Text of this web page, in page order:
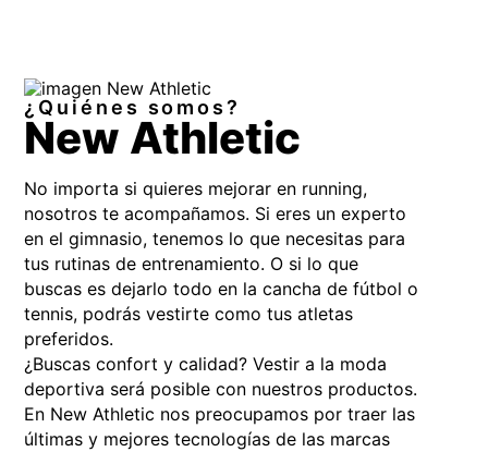
New Athletic
¿Quiénes somos?
No importa si quieres mejorar en running,
nosotros te acompañamos. Si eres un experto
en el gimnasio, tenemos lo que necesitas para
tus rutinas de entrenamiento. O si lo que
buscas es dejarlo todo en la cancha de fútbol o
tennis, podrás vestirte como tus atletas
preferidos.
¿Buscas confort y calidad? Vestir a la moda
deportiva será posible con nuestros productos.
En New Athletic nos preocupamos por traer las
últimas y mejores tecnologías de las marcas